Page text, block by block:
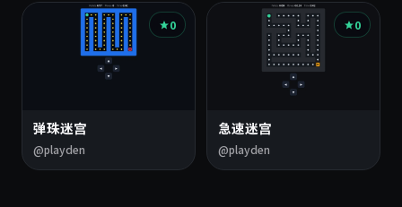
0
弹珠迷宫
@playden
0
急速迷宫
@playden